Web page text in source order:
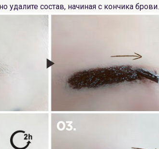
удалите состав, начиная с кончика брови.